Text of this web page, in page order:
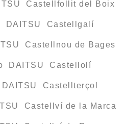
Castellfollit del Boix
DAITSU Castellgalí
Castellnou de Bages
DAITSU Castellolí
Castellterçol
Castellví de la Marca